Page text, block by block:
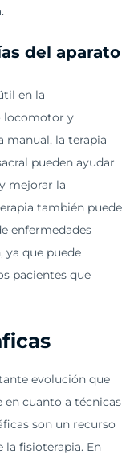
del aparato
en la
locomotor y
manual, la terapia
pueden ayudar
mejorar la
también puede
enfermedades
ya que puede
pacientes que
evolución que
en cuanto a técnicas
son un recurso
la fisioterapia. En